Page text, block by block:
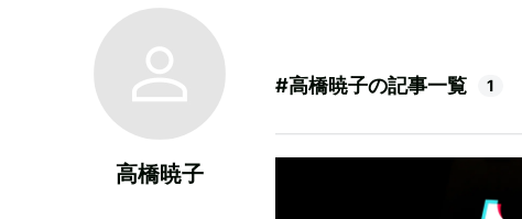
高橋暁子
#高橋暁子の記事一覧 1